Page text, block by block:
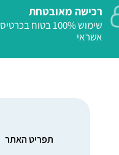
רכישה מאובטחת
שימוש 100% בטוח בכרטיס
אשראי
תפריט האתר